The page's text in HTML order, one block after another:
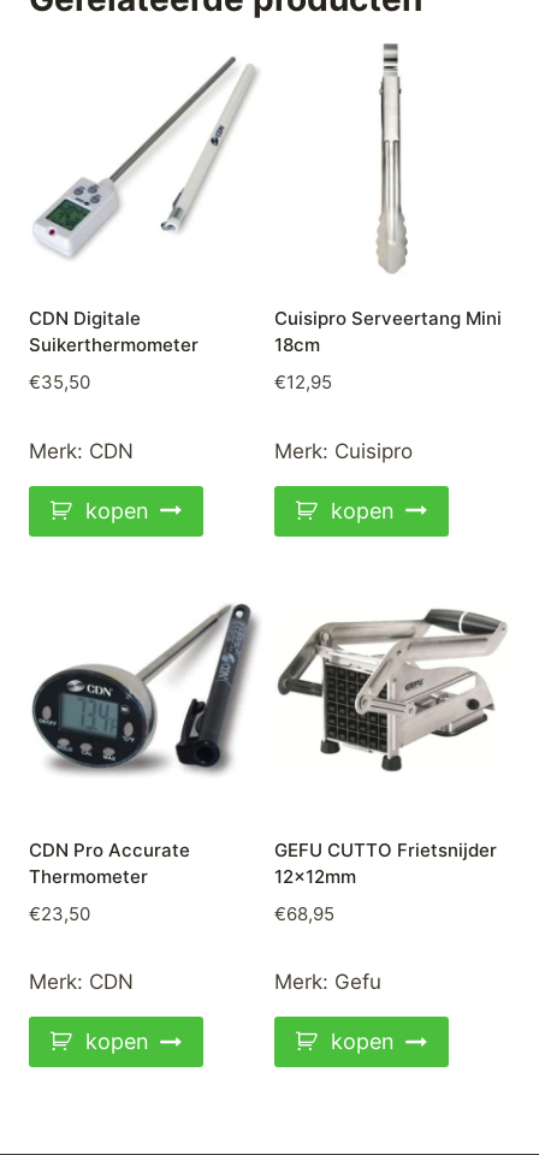
CDN Digitale
Suikerthermometer
€35,50
Merk: CDN
kopen
Cuisipro Serveertang Mini
18cm
€12,95
Merk: Cuisipro
kopen
CDN Pro Accurate
Thermometer
€23,50
Merk: CDN
kopen
GEFU CUTTO Frietsnijder
12x12mm
€68,95
Merk: Gefu
kopen